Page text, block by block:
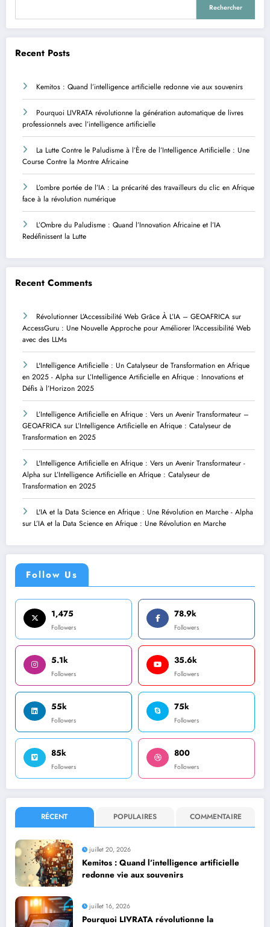
Rechercher
Recent Posts
Kemitos : Quand l’intelligence artificielle redonne vie aux souvenirs
Pourquoi LIVRATA révolutionne la génération automatique de livres
professionnels avec l’intelligence artificielle
La Lutte Contre le Paludisme à l’Ère de l’Intelligence Artificielle : Une
Course Contre la Montre Africaine
L’ombre portée de l’IA : La précarité des travailleurs du clic en Afrique
face à la révolution numérique
L’Ombre du Paludisme : Quand l’Innovation Africaine et l’IA
Redéfinissent la Lutte
Recent Comments
Révolutionner L’Accessibilité Web Grâce À L’IA – GEOAFRICA sur
AccessGuru : Une Nouvelle Approche pour Améliorer l’Accessibilité Web
avec des LLMs
L'Intelligence Artificielle : Un Catalyseur de Transformation en Afrique
en 2025 - Alpha sur L’Intelligence Artificielle en Afrique : Innovations et
Défis à l’Horizon 2025
L’Intelligence Artificielle en Afrique : Vers un Avenir Transformateur –
GEOAFRICA sur L’Intelligence Artificielle en Afrique : Catalyseur de
Transformation en 2025
L'Intelligence Artificielle en Afrique : Vers un Avenir Transformateur -
Alpha sur L’Intelligence Artificielle en Afrique : Catalyseur de
Transformation en 2025
L'IA et la Data Science en Afrique : Une Révolution en Marche - Alpha
sur L’IA et la Data Science en Afrique : Une Révolution en Marche
Follow Us
1,475
Followers
78.9k
Followers
5.1k
Followers
35.6k
Followers
55k
Followers
75k
Followers
85k
Followers
800
Followers
RÉCENT POPULAIRES COMMENTAIRE
juillet 20, 2026
Kemitos : Quand l’intelligence artificielle
redonne vie aux souvenirs
juillet 16, 2026
Pourquoi LIVRATA révolutionne la